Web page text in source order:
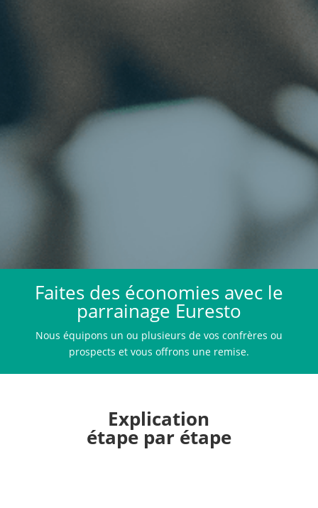
Faites des économies avec le
parrainage Euresto
Nous équipons un ou plusieurs de vos confrères ou
prospects et vous offrons une remise.
Explication
étape par étape